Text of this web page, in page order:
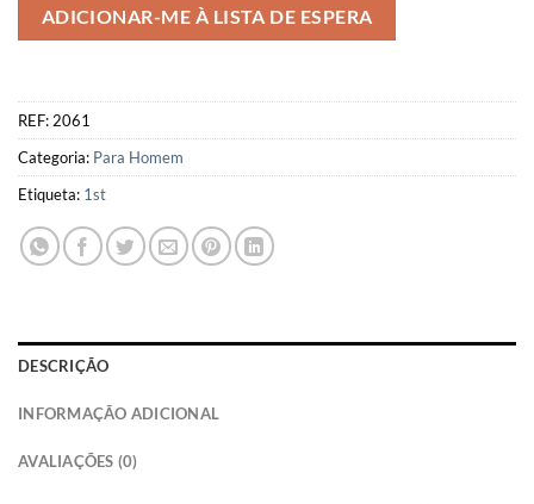
REF: 2061
Categoria: Para Homem
Etiqueta: 1st
DESCRIÇÃO
INFORMAÇÃO ADICIONAL
AVALIAÇÕES (0)